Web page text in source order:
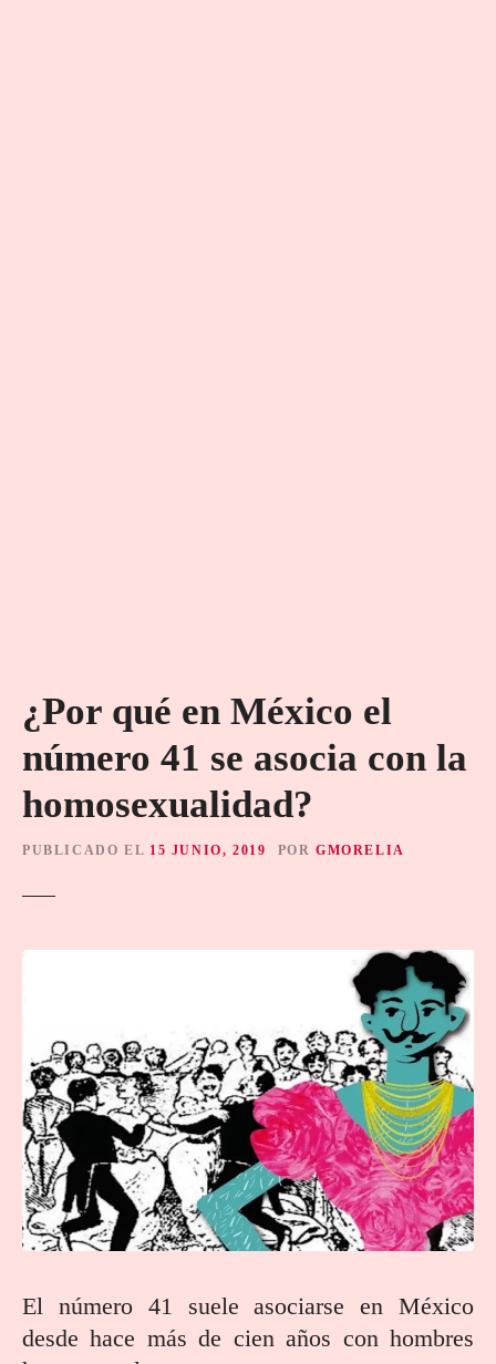
¿Por qué en México el
número 41 se asocia con la
homosexualidad?
PUBLICADO EL 15 JUNIO, 2019 POR GMORELIA
El número 41 suele asociarse en México
desde hace más de cien años con hombres